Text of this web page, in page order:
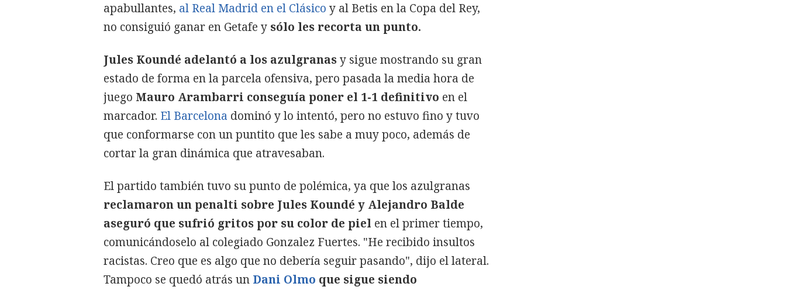
apabullantes, al Real Madrid en el Clásico y al Betis en la Copa del Rey,
no consiguió ganar en Getafe y sólo les recorta un punto.
Jules Koundé adelantó a los azulgranasy sigue mostrando su gran
estado de forma en la parcela ofensiva, pero pasada la media hora de
juego Mauro Arambarri conseguía poner el 1-1 definitivo en el
marcador. El Barcelona dominó y lo intentó, pero no estuvo fino y tuvo
que conformarse con un puntito que les sabe a muy poco, además de
cortar la gran dinámica que atravesaban.
El partido también tuvo su punto de polémica, ya que los azulgranas
reclamaron un penalti sobre Jules Koundé y Alejandro Balde
aseguró que sufrió gritos por su color de piel en el primer tiempo,
comunicándoselo al colegiado Gonzalez Fuertes. "He recibido insultos
racistas. Creo que es algo que no debería seguir pasando", dijo el lateral.
Tampoco se quedó atrás un Dani Olmo que sigue siendo